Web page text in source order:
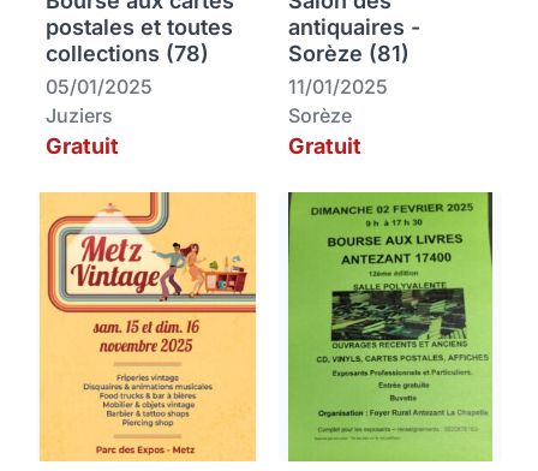
postales et toutes
collections (78)
05/01/2025
Juziers
Gratuit
antiquaires -
Sorèze (81)
11/01/2025
Sorèze
Gratuit